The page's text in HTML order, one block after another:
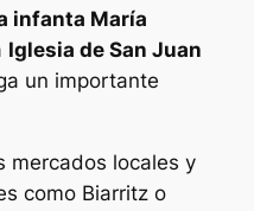
infanta María
Iglesia de San Juan
un importante
mercados locales y
como Biarritz o